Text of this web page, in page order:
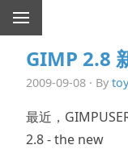
GIMP 2.8
2009-09-08 · By toy
最近，
2.8 - the new